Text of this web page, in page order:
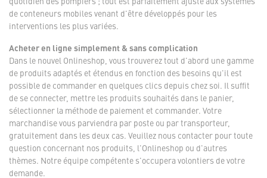
de conteneurs mobiles venant d'être développés pour les
interventions les plus variées.
Acheter en ligne simplement & sans complication
Dans le nouvel Onlineshop, vous trouverez tout d'abord une gamme
de produits adaptés et étendus en fonction des besoins qu'il est
possible de commander en quelques clics depuis chez soi. Il suffit
de se connecter, mettre les produits souhaités dans le panier,
sélectionner la méthode de paiement et commander. Votre
marchandise vous parviendra par poste ou par transporteur,
gratuitement dans les deux cas. Veuillez nous contacter pour toute
question concernant nos produits, l'Onlineshop ou d'autres
thèmes. Notre équipe compétente s'occupera volontiers de votre
demande.